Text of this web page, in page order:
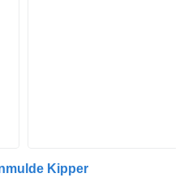
Kipper